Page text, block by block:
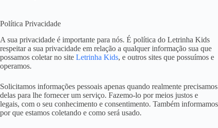
Política Privacidade
A sua privacidade é importante para nós. É política do Letrinha Kids
respeitar a sua privacidade em relação a qualquer informação sua que
possamos coletar no site Letrinha Kids, e outros sites que possuímos e
operamos.
Solicitamos informações pessoais apenas quando realmente precisamos
delas para lhe fornecer um serviço. Fazemo-lo por meios justos e
legais, com o seu conhecimento e consentimento. Também informamos
por que estamos coletando e como será usado.